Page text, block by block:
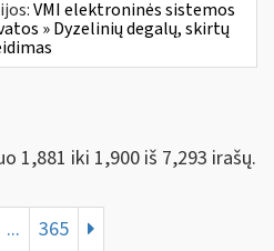
VMI elektroninės sistemos
» Dyzelinių degalų, skirtų
1,881 iki 1,900 iš 7,293 irašų.
... 365